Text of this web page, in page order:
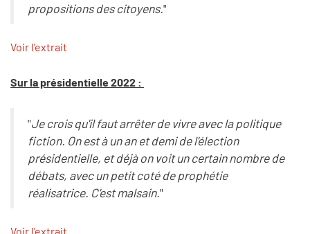
propositions des citoyens."
Voir l'extrait
Sur la présidentielle 2022 :
"Je crois qu'il faut arrêter de vivre avec la politique
fiction. On est à un an et demi de l'élection
présidentielle, et déjà on voit un certain nombre de
débats, avec un petit coté de prophétie
réalisatrice. C'est malsain."
Voir l'extrait